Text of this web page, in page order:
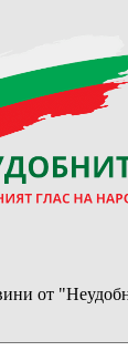
от